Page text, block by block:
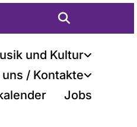
und Kultur
/ Kontakte
Jobs